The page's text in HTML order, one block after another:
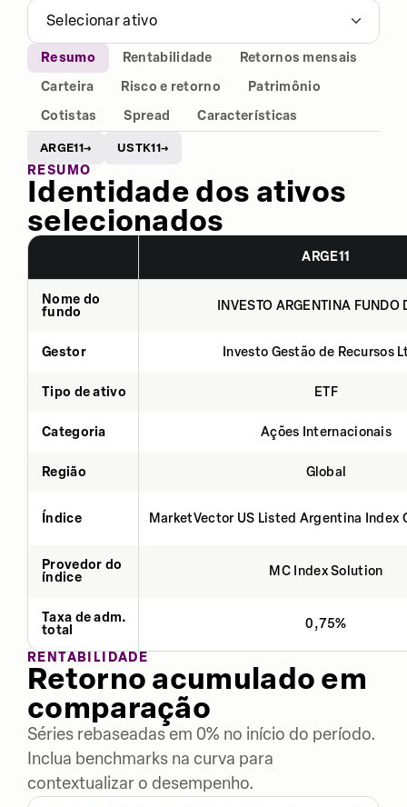
Selecionar ativo
Resumo Rentabilidade
Retornos mensais
Carteira
Risco e retorno
Patrimônio
Cotistas
Spread Características
ARGE11→ USTK11→
RESUMO
Identidade dos ativos
selecionados
ARGE11
Nome do
fundo
INVESTO ARGENTINA FUNDO
Gestor Investo Gestão de Recursos
Tipo de ativo ETF
Categoria Ações Internacionais
Região Global
Índice MarketVector US Listed Argentina Index
Provedor do
índice
MC Index Solution
Taxa de adm.
total
0,75%
RENTABILIDADE
Retorno acumulado em
comparação
Séries rebaseadas em 0% no início do período.
Inclua benchmarks na curva para
contextualizar o desempenho.